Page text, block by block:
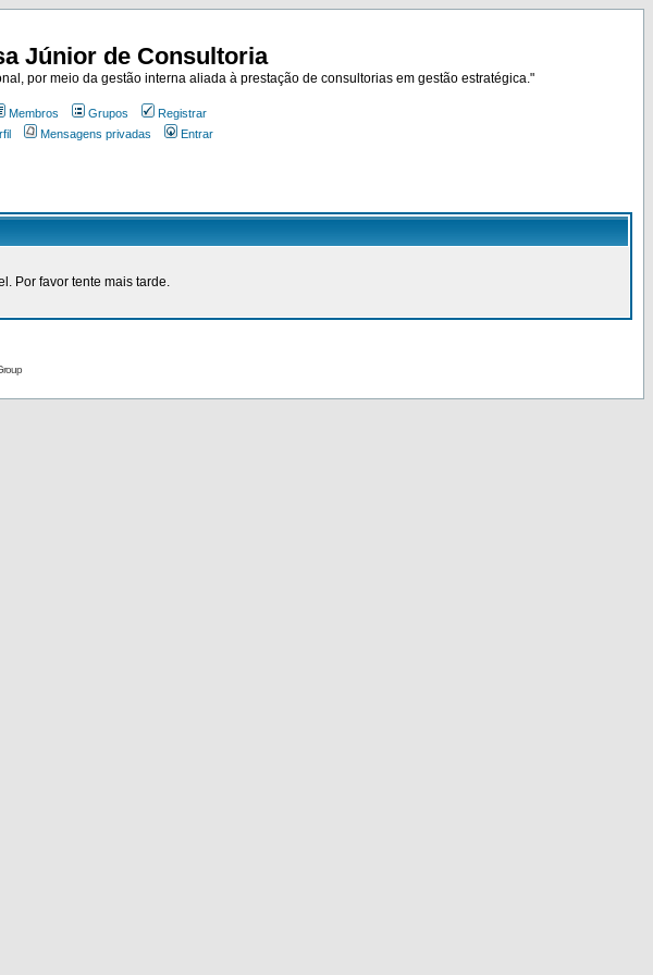
Júnior de Consultoria
por meio da gestão interna aliada à prestação de consultorias em gestão estratégica."
Membros Grupos
Registrar
Mensagens privadas Entrar
Por favor tente mais tarde.